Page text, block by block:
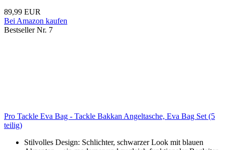
89,99 EUR
Bei Amazon kaufen
Bestseller Nr. 7
Pro Tackle Eva Bag - Tackle Bakkan Angeltasche, Eva Bag Set (5
teilig)
Stilvolles Design: Schlichter, schwarzer Look mit blauen